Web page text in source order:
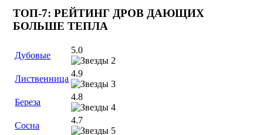
ТОП-7: РЕЙТИНГ ДРОВ ДАЮЩИХ
БОЛЬШЕ ТЕПЛА
Дубовые
5.0
Лиственница
4.9
Береза
4.8
Сосна
4.7